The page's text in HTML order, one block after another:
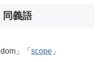
同義語
」「 scope 」